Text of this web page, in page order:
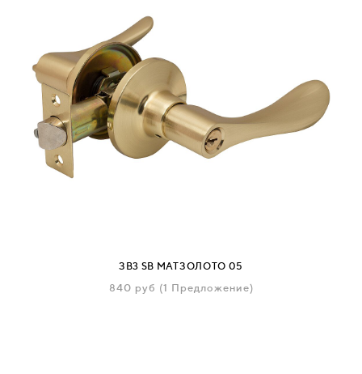
ЗВ3 SB МАТЗОЛОТО 05
840 руб (1 Предложение)